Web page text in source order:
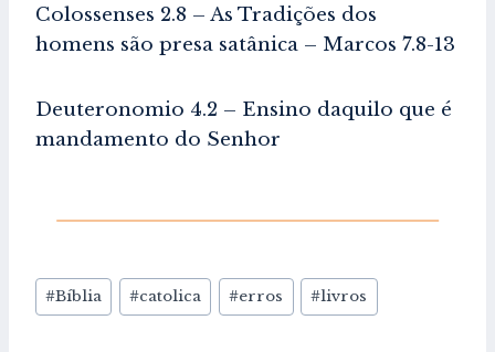
Colossenses 2.8 – As Tradições dos
homens são presa satânica – Marcos 7.8-13
Deuteronomio 4.2 – Ensino daquilo que é
mandamento do Senhor
Post
Tags:
#Bíblia #catolica #erros #livros